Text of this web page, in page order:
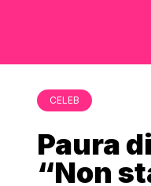
CELEB
Paura
“Non